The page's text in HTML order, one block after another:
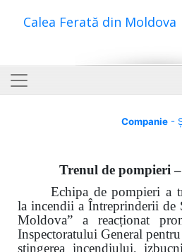
Calea Ferată din Moldova
Companie-
Trenul de pompieri
Echipa de pompieri a
la incendii a Întreprinderii de
Moldova” a reacționat
Inspectoratului General
stingerea incendiului,